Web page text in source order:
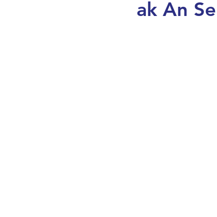
Maryaj, Idantite ak Lavi
ak An